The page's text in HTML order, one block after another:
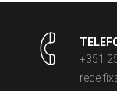
+351
rede